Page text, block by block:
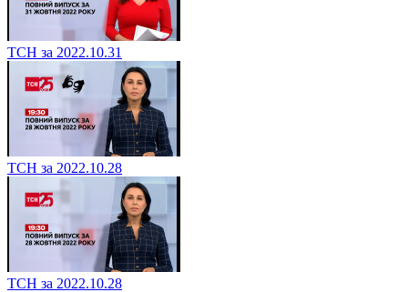
ТСН за 2022.10.31
ТСН за 2022.10.28
ТСН за 2022.10.28